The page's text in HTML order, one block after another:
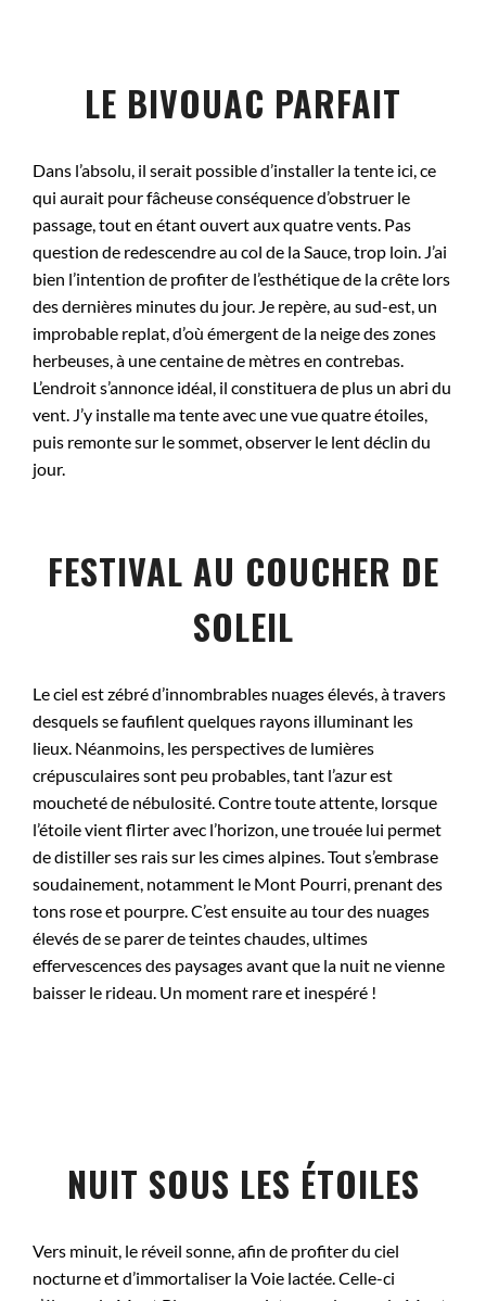
LE BIVOUAC PARFAIT
Dans l’absolu, il serait possible d’installer la tente ici, ce
qui aurait pour fâcheuse conséquence d’obstruer le
passage, tout en étant ouvert aux quatre vents. Pas
question de redescendre au col de la Sauce, trop loin. J’ai
bien l’intention de profiter de l’esthétique de la crête lors
des dernières minutes du jour. Je repère, au sud-est, un
improbable replat, d’où émergent de la neige des zones
herbeuses, à une centaine de mètres en contrebas.
L’endroit s’annonce idéal, il constituera de plus un abri du
vent. J’y installe ma tente avec une vue quatre étoiles,
puis remonte sur le sommet, observer le lent déclin du
jour.
FESTIVAL AU COUCHER DE
SOLEIL
Le ciel est zébré d’innombrables nuages élevés, à travers
desquels se faufilent quelques rayons illuminant les
lieux. Néanmoins, les perspectives de lumières
crépusculaires sont peu probables, tant l’azur est
moucheté de nébulosité. Contre toute attente, lorsque
l’étoile vient flirter avec l’horizon, une trouée lui permet
de distiller ses rais sur les cimes alpines. Tout s’embrase
soudainement, notamment le Mont Pourri, prenant des
tons rose et pourpre. C’est ensuite au tour des nuages
élevés de se parer de teintes chaudes, ultimes
effervescences des paysages avant que la nuit ne vienne
baisser le rideau. Un moment rare et inespéré !
NUIT SOUS LES ÉTOILES
Vers minuit, le réveil sonne, afin de profiter du ciel
nocturne et d’immortaliser la Voie lactée. Celle-ci